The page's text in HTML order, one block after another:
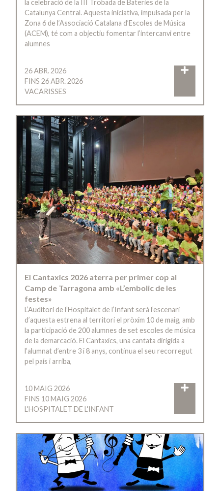
la celebració de la III Trobada de Bateries de la
Catalunya Central. Aquesta iniciativa, impulsada per la
Zona 6 de l’Associació Catalana d’Escoles de Música
(ACEM), té com a objectiu fomentar l’intercanvi entre
alumnes
26 ABR. 2026
FINS 26 ABR. 2026
VACARISSES
El Cantaxics 2026 aterra per primer cop al
Camp de Tarragona amb «L’embolic de les
festes»
L’Auditori de l’Hospitalet de l’Infant serà l’escenari
d’aquesta estrena al territori el pròxim 10 de maig, amb
la participació de 200 alumnes de set escoles de música
de la demarcació. El Cantaxics, una cantata dirigida a
l’alumnat d’entre 3 i 8 anys, continua el seu recorregut
pel país i arriba,
10 MAIG 2026
FINS 10 MAIG 2026
L'HOSPITALET DE L'INFANT